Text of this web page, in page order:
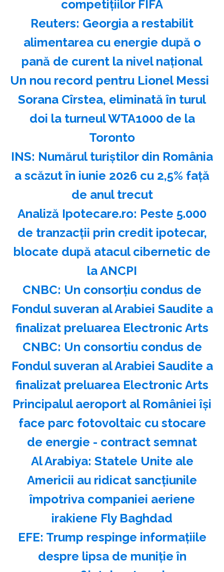
competiţiilor FIFA
Reuters: Georgia a restabilit
alimentarea cu energie după o
pană de curent la nivel naţional
Un nou record pentru Lionel Messi
Sorana Cîrstea, eliminată în turul
doi la turneul WTA1000 de la
Toronto
INS: Numărul turiştilor din România
a scăzut în iunie 2026 cu 2,5% faţă
de anul trecut
Analiză Ipotecare.ro: Peste 5.000
de tranzacţii prin credit ipotecar,
blocate după atacul cibernetic de
la ANCPI
CNBC: Un consorţiu condus de
Fondul suveran al Arabiei Saudite a
finalizat preluarea Electronic Arts
CNBC: Un consortiu condus de
Fondul suveran al Arabiei Saudite a
finalizat preluarea Electronic Arts
Principalul aeroport al României își
face parc fotovoltaic cu stocare
de energie - contract semnat
Al Arabiya: Statele Unite ale
Americii au ridicat sancţiunile
împotriva companiei aeriene
irakiene Fly Baghdad
EFE: Trump respinge informaţiile
despre lipsa de muniţie în